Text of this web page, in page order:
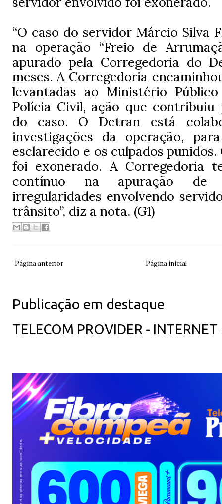
“O caso do servidor Márcio Silva
na operação “Freio de
apurado pela Corregedoria do
meses. A Corregedoria
levantadas ao Ministério
Polícia Civil, ação que contribuiu
do caso. O Detran está
investigações da operação,
esclarecido e os culpados
foi exonerado. A Corregedoria
contínuo na apuração de
irregularidades envolvendo
trânsito”, diz a nota. (G1)
Página anterior Página inicial
Publicação em destaque
TELECOM PROVIDER -